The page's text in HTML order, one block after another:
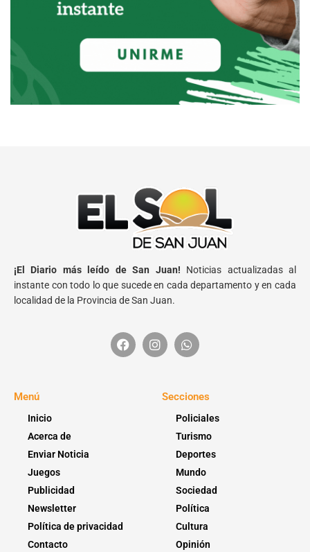
¡El Diario más leído de San Juan! Noticias actualizadas al
instante con todo lo que sucede en cada departamento y en cada
localidad de la Provincia de San Juan.
Menú
Inicio
Acerca de
Enviar Noticia
Juegos
Publicidad
Newsletter
Política de privacidad
Contacto
Secciones
Policiales
Turismo
Deportes
Mundo
Sociedad
Política
Cultura
Opinión